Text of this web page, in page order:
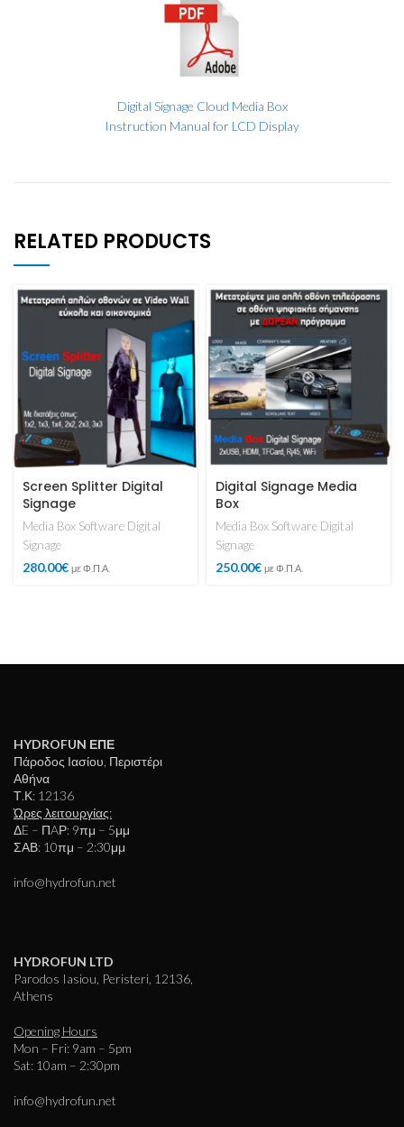
Digital Signage Cloud Media Box
Instruction Manual for LCD Display
RELATED PRODUCTS
Screen Splitter Digital
Signage
Media Box Software Digital
Signage
280.00€ με Φ.Π.Α.
Digital Signage Media
Box
Media Box Software Digital
Signage
250.00€ με Φ.Π.Α.
HYDROFUN ΕΠΕ
Πάροδος Ιασίου, Περιστέρι
Αθήνα
Τ.Κ: 12136
Ώρες λειτουργίας:
ΔE – ΠAΡ: 9πμ – 5μμ
ΣΑΒ: 10πμ – 2:30μμ
info@hydrofun.net
HYDROFUN LTD
Parodos Iasiou, Peristeri, 12136,
Athens
Opening Hours
Mon – Fri: 9am – 5pm
Sat: 10am – 2:30pm
info@hydrofun.net